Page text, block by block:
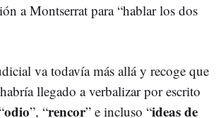
a Montserrat para “hablar los dos
va todavía más allá y recoge que
llegado a verbalizar por escrito
odio”, “rencor” e incluso “ideas de